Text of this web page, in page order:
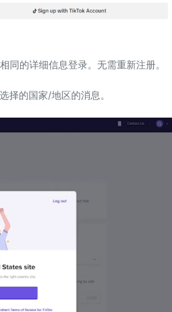
同的详细信息登录。无需重新注册。
择的国家/地区的消息。